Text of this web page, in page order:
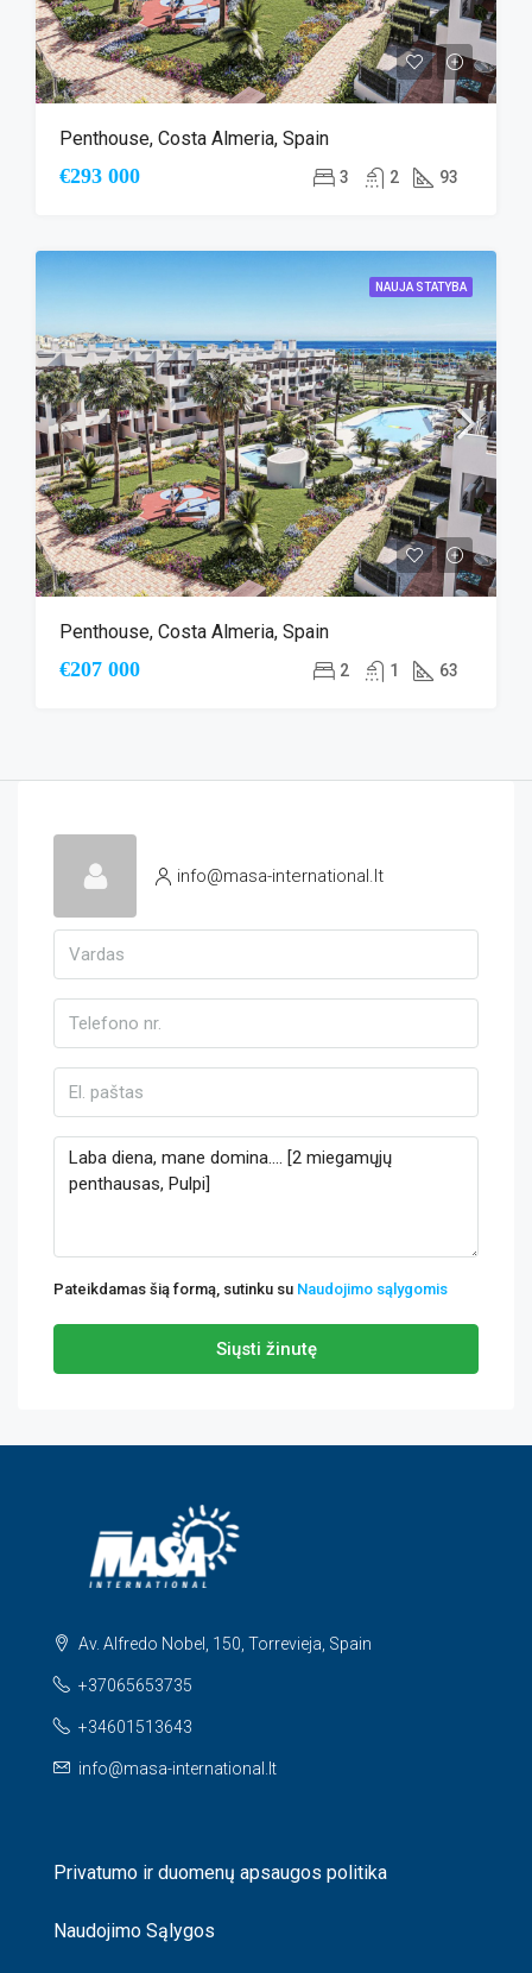
Penthouse, Costa Almeria, Spain
€293 000 3 2 93
NAUJA STATYBA
Penthouse, Costa Almeria, Spain
€207 000 2 1 63
info@masa-international.lt
Pateikdamas šią formą, sutinku su Naudojimo sąlygomis
Siųsti žinutę
Av. Alfredo Nobel, 150, Torrevieja, Spain
+37065653735
+34601513643
info@masa-international.lt
Privatumo ir duomenų apsaugos politika
Naudojimo Sąlygos